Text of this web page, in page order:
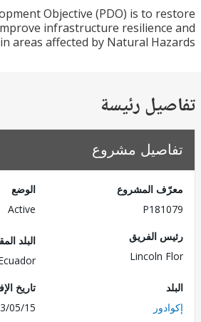
Objective (PDO) is to
and improve infrastructure
in areas affected by Natural
رئيسة
مشروع
المشروع
الفريق
Lincoln
البلد المقترض
of Ecuador
تاريخ الإفصاح
2023/05/15